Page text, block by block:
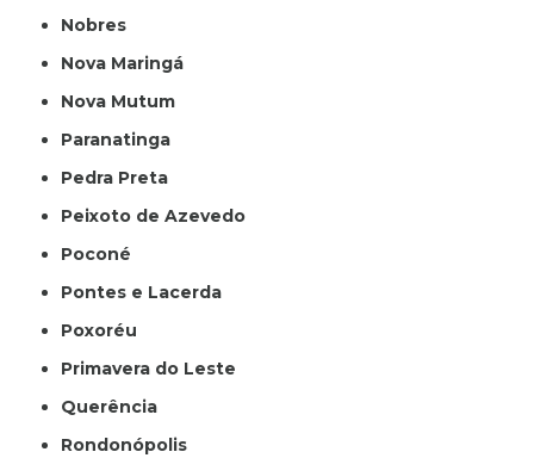
Nobres
Nova Maringá
Nova Mutum
Paranatinga
Pedra Preta
Peixoto de Azevedo
Poconé
Pontes e Lacerda
Poxoréu
Primavera do Leste
Querência
Rondonópolis